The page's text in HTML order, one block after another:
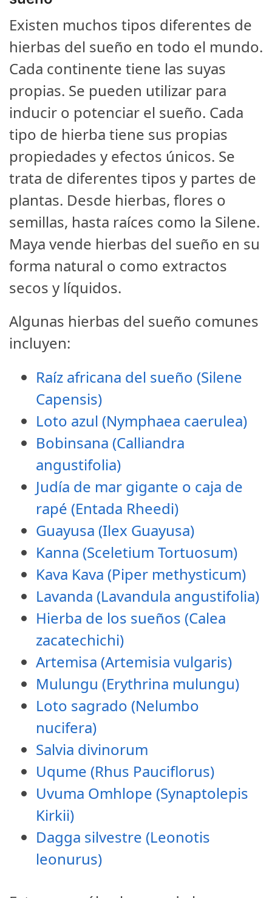
Existen muchos tipos diferentes de
hierbas del sueño en todo el mundo.
Cada continente tiene las suyas
propias. Se pueden utilizar para
inducir o potenciar el sueño. Cada
tipo de hierba tiene sus propias
propiedades y efectos únicos. Se
trata de diferentes tipos y partes de
plantas. Desde hierbas, flores o
semillas, hasta raíces como la Silene.
Maya vende hierbas del sueño en su
forma natural o como extractos
secos y líquidos.
Algunas hierbas del sueño comunes
incluyen:
Raíz africana del sueño (Silene
Capensis)
Loto azul (Nymphaea caerulea)
Bobinsana (Calliandra
angustifolia)
Judía de mar gigante o caja de
rapé (Entada Rheedi)
Guayusa (Ilex Guayusa)
Kanna (Sceletium Tortuosum)
Kava Kava (Piper methysticum)
Lavanda (Lavandula angustifolia)
Hierba de los sueños (Calea
zacatechichi)
Artemisa (Artemisia vulgaris)
Mulungu (Erythrina mulungu)
Loto sagrado (Nelumbo
nucifera)
Salvia divinorum
Uqume (Rhus Pauciflorus)
Uvuma Omhlope (Synaptolepis
Kirkii)
Dagga silvestre (Leonotis
leonurus)